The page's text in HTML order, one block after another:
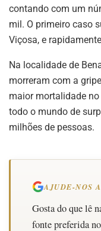
contando com um
mil. O primeiro caso
Viçosa, e
Na localidade de
morreram com a
maior mortalidade
todo o mundo de
milhões de pessoas.
AJUDE-NOS
Gosta do que lê
fonte preferida